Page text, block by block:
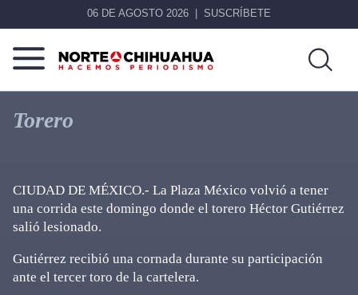
06 DE AGOSTO 2026 SUSCRÍBETE
Norte
Chihuahua
Más
que
noticias,
Torero
CIUDAD DE MÉXICO.- La Plaza México volvió a tener
una corrida este domingo donde el torero Héctor Gutiérrez
salió lesionado.
Gutiérrez recibió una cornada durante su participación
ante el tercer toro de la cartelera.